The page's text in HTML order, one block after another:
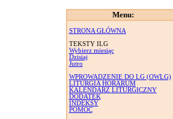
Menu:
STRONA GŁÓWNA
TEKSTY ILG
Wybierz miesiąc
Dzisiaj
Jutro
WPROWADZENIE DO LG (OWLG)
LITURGIA HORARUM
KALENDARZ LITURGICZNY
DODATEK
INDEKSY
POMOC